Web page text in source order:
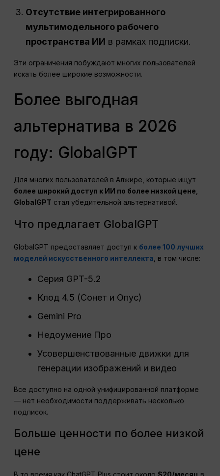
Отсутствие интегрированного
мультимодельного рабочего
пространства ИИ в рамках подписки.
Эти ограничения побуждают многих пользователей
искать более широкие возможности.
Более выгодная
альтернатива в 2026
году: GlobalGPT
Для многих пользователей в Алжире, которые ищут
более широкий доступ к ИИ по более низкой цене
GlobalGPT стал убедительной альтернативой.
Что предлагает GlobalGPT
GlobalGPT предоставляет доступ к более 100 лучших
моделей искусственного интеллекта , в том числе:
Серия GPT-5.2
Клод 4.5 (Сонет и Опус)
Gemini Pro
Недоумение Про
Усовершенствованные движки для
генерации изображений и видео
Все доступно на одной унифицированной платформе
— нет необходимости поддерживать несколько
подписок.
Больше ценности по более низкой
цене
В то время как ChatGPT Plus стоит около$20/месяц в